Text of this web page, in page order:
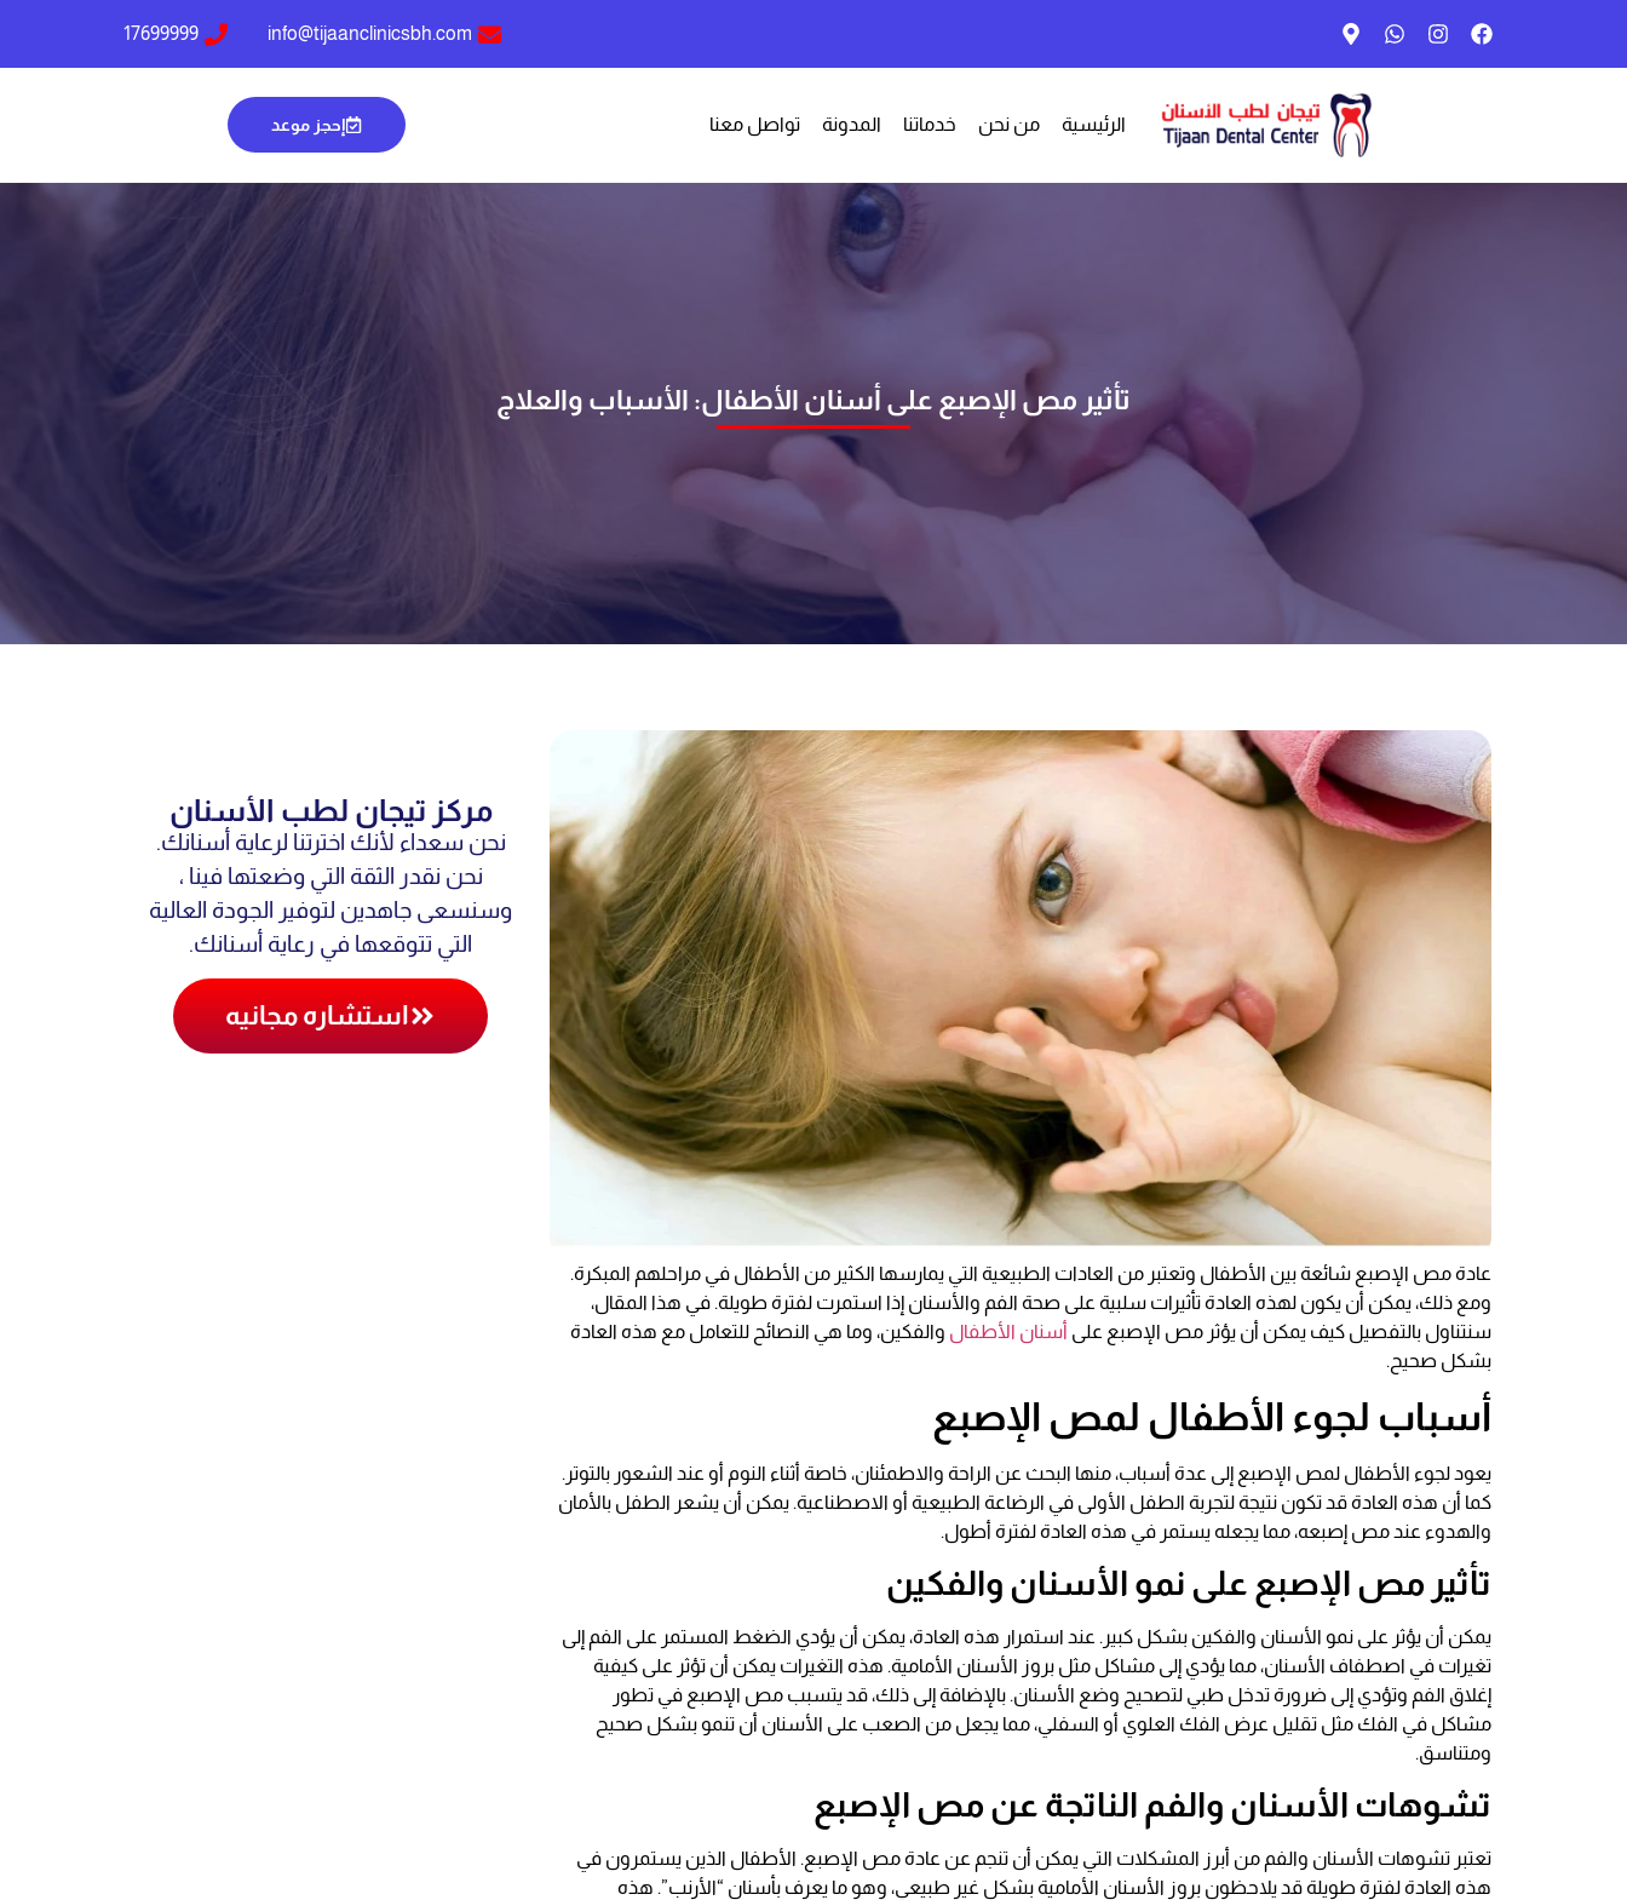
info@tijaanclinicsbh.com
17699999
الرئيسية من نحن خدماتنا المدونة تواصل معنا إحجز موعد
تأثير مص الإصبع على أسنان الأطفال: الأسباب والعلاج
عادة مص الإصبع شائعة بين الأطفال وتعتبر من العادات الطبيعية التي يمارسها الكثير من الأطفال في مراحلهم المبكرة.
ومع ذلك، يمكن أن يكون لهذه العادة تأثيرات سلبية على صحة الفم والأسنان إذا استمرت لفترة طويلة. في هذا المقال،
سنتناول بالتفصيل كيف يمكن أن يؤثر مص الإصبع على أسنان الأطفال والفكين، وما هي النصائح للتعامل مع هذه العادة
بشكل صحيح.
أسباب لجوء الأطفال لمص الإصبع
يعود لجوء الأطفال لمص الإصبع إلى عدة أسباب، منها البحث عن الراحة والاطمئنان، خاصة أثناء النوم أو عند الشعور بالتوتر.
كما أن هذه العادة قد تكون نتيجة لتجربة الطفل الأولى في الرضاعة الطبيعية أو الاصطناعية. يمكن أن يشعر الطفل بالأمان
والهدوء عند مص إصبعه، مما يجعله يستمر في هذه العادة لفترة أطول.
تأثير مص الإصبع على نمو الأسنان والفكين
يمكن أن يؤثر على نمو الأسنان والفكين بشكل كبير. عند استمرار هذه العادة، يمكن أن يؤدي الضغط المستمر على الفم إلى
تغيرات في اصطفاف الأسنان، مما يؤدي إلى مشاكل مثل بروز الأسنان الأمامية. هذه التغيرات يمكن أن تؤثر على كيفية
إغلاق الفم وتؤدي إلى ضرورة تدخل طبي لتصحيح وضع الأسنان. بالإضافة إلى ذلك، قد يتسبب مص الإصبع في تطور
مشاكل في الفك مثل تقليل عرض الفك العلوي أو السفلي، مما يجعل من الصعب على الأسنان أن تنمو بشكل صحيح
ومتناسق.
تشوهات الأسنان والفم الناتجة عن مص الإصبع
تعتبر تشوهات الأسنان والفم من أبرز المشكلات التي يمكن أن تنجم عن عادة مص الإصبع. الأطفال الذين يستمرون في
هذه العادة لفترة طويلة قد يلاحظون بروز الأسنان الأمامية بشكل غير طبيعي، وهو ما يعرف بأسنان “الأرنب”. هذه
مركز تيجان لطب الأسنان
نحن سعداء لأنك اخترتنا لرعاية أسنانك.
نحن نقدر الثقة التي وضعتها فينا ،
وسنسعى جاهدين لتوفير الجودة العالية
التي تتوقعها في رعاية أسنانك.
استشاره مجانيه